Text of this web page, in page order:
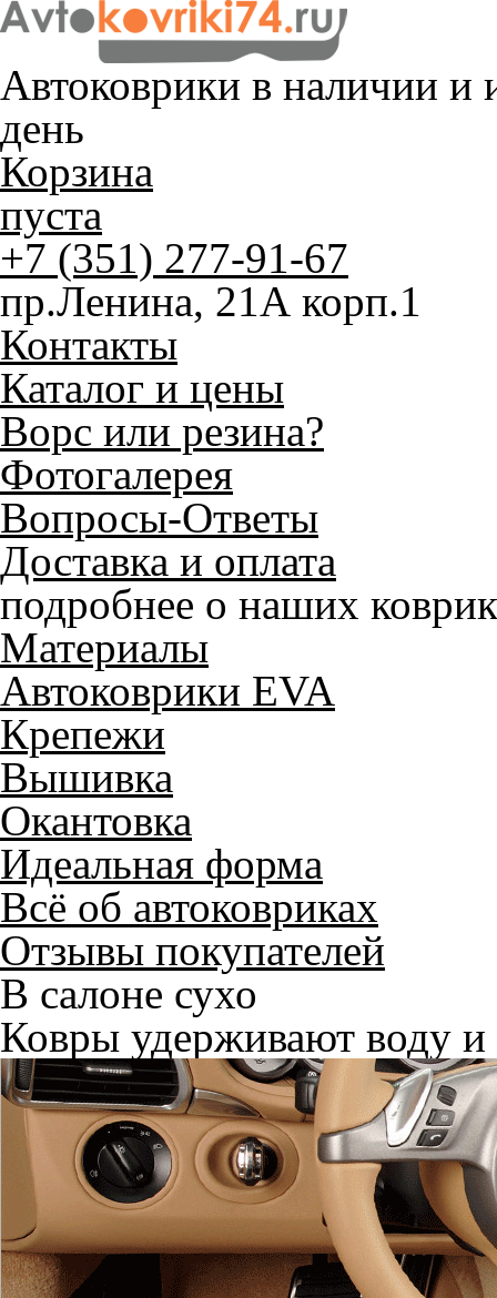
Автоковрики в наличии и
день
Корзина
пуста
+7 (351) 277-91-67
пр.Ленина, 21А корп.1
Контакты
Каталог и цены
Ворс или резина?
Фотогалерея
Вопросы-Ответы
Доставка и оплата
подробнее о наших
Материалы
Автоковрики EVA
Крепежи
Вышивка
Окантовка
Идеальная форма
Всё об автоковриках
Отзывы покупателей
В салоне сухо
Ковры удерживают воду и